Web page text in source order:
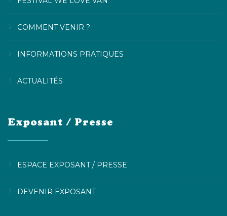
COMMENT VENIR ?
INFORMATIONS PRATIQUES
ACTUALITÉS
Exposant / Presse
ESPACE EXPOSANT / PRESSE
DEVENIR EXPOSANT